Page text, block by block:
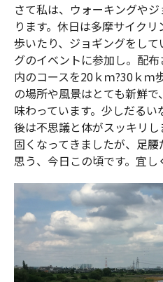
さて私は、ウォーキングや
ります。休日は多摩サイク
歩いたり、ジョギングをし
グのイベントに参加し。配
内のコースを20ｋｍ?30ｋｍ
の場所や風景はとても新鮮
味わっています。少しだる
後は不思議と体がスッキリ
固くなってきましたが、足
思う、今日この頃です。宜し